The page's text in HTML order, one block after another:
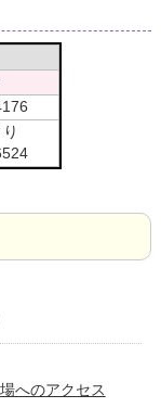
より
へのアクセス